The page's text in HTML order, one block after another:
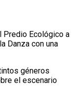
Predio Ecológico a
Danza con una
géneros
el escenario